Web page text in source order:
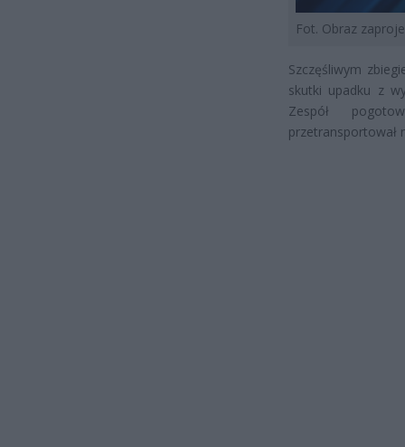
Fot. Obraz
Szczęśliwym
skutki upadku z
Zespół
przetransportował